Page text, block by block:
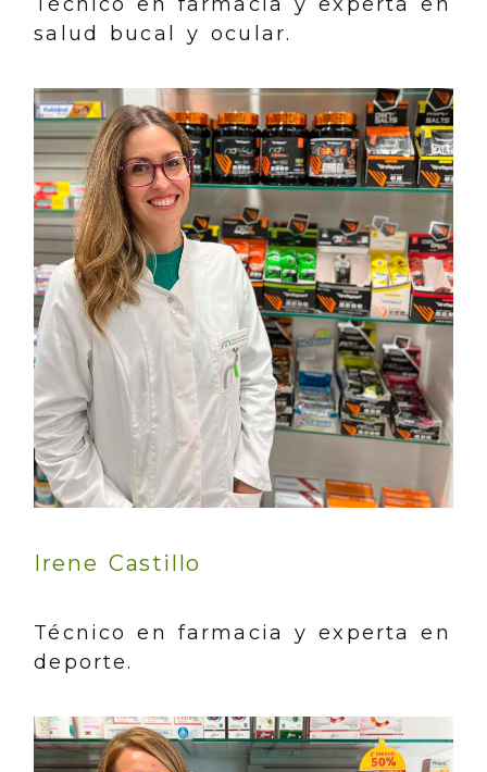
salud bucal y ocular.
Irene Castillo
Técnico en farmacia y experta en
deporte.